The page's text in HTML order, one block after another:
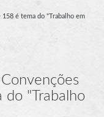
158 é tema do "Trabalho em
"Trabalho